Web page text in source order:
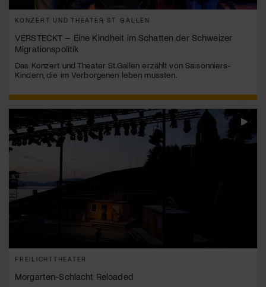
KONZERT UND THEATER ST. GALLEN
VERSTECKT – Eine Kindheit im Schatten der Schweizer
Migrationspolitik
Das Konzert und Theater St.Gallen erzählt von Saisonniers-
Kindern, die im Verborgenen leben mussten.
FREILICHTTHEATER
Morgarten-Schlacht Reloaded